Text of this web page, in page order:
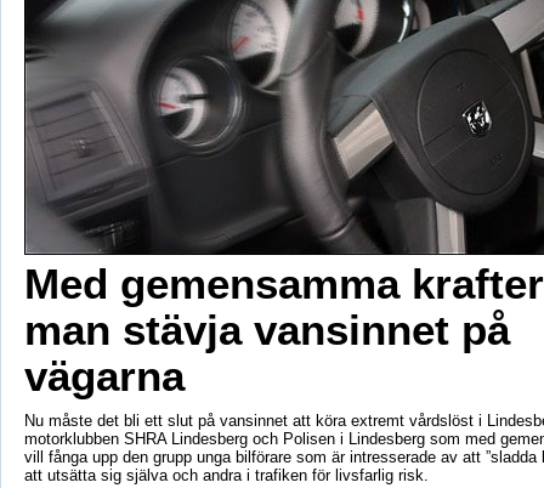
Med gemensamma
man stävja vansinnet på
vägarna
Nu måste det bli ett slut på vansinnet att köra extremt vårdslöst i
motorklubben SHRA Lindesberg och Polisen i Lindesberg som med
vill fånga upp den grupp unga bilförare som är intresserade av att ”sladda
att utsätta sig själva och andra i trafiken för livsfarlig risk.